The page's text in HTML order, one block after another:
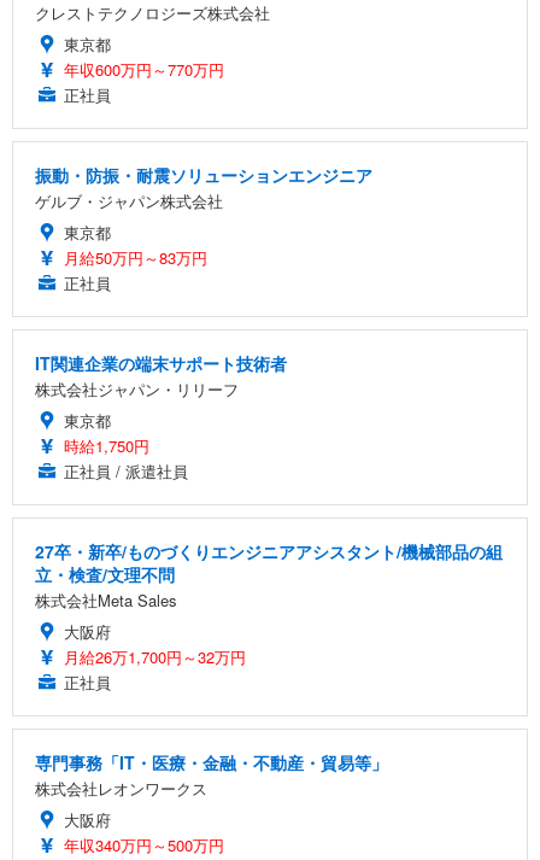
クレストテクノロジーズ株式会社
東京都
年収600万円～770万円
正社員
振動・防振・耐震ソリューションエンジニア
ゲルブ・ジャパン株式会社
東京都
月給50万円～83万円
正社員
IT関連企業の端末サポート技術者
株式会社ジャパン・リリーフ
東京都
時給1,750円
正社員 / 派遣社員
27卒・新卒/ものづくりエンジニアアシスタント/機械部品の組
立・検査/文理不問
株式会社Meta Sales
大阪府
月給26万1,700円～32万円
正社員
専門事務「IT・医療・金融・不動産・貿易等」
株式会社レオンワークス
大阪府
年収340万円～500万円